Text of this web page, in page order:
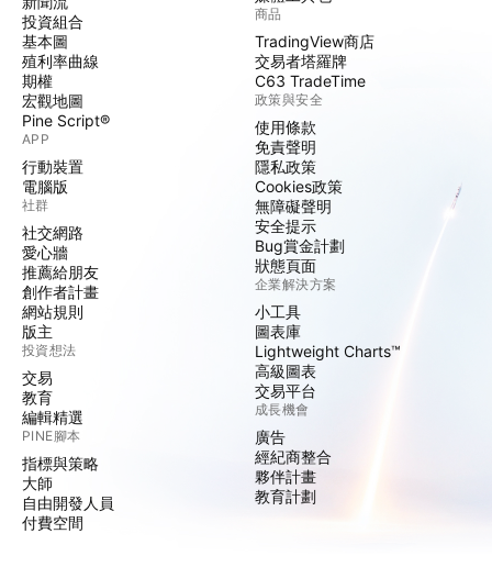
投資組合
基本圖
殖利率曲線
期權
宏觀地圖
Pine Script®
APP
行動裝置
電腦版
社群
社交網路
愛心牆
推薦給朋友
創作者計畫
網站規則
版主
投資想法
交易
教育
編輯精選
PINE腳本
指標與策略
大師
自由開發人員
付費空間
商品
TradingView商店
交易者塔羅牌
C63 TradeTime
政策與安全
使用條款
免責聲明
隱私政策
Cookies政策
無障礙聲明
安全提示
Bug賞金計劃
狀態頁面
企業解決方案
小工具
圖表庫
Lightweight Charts™
高級圖表
交易平台
成長機會
廣告
經紀商整合
夥伴計畫
教育計劃